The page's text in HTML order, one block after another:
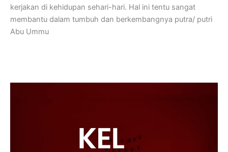
kerjakan di kehidupan sehari-hari. Hal ini tentu sangat
membantu dalam tumbuh dan berkembangnya putra/ putri
Abu Ummu